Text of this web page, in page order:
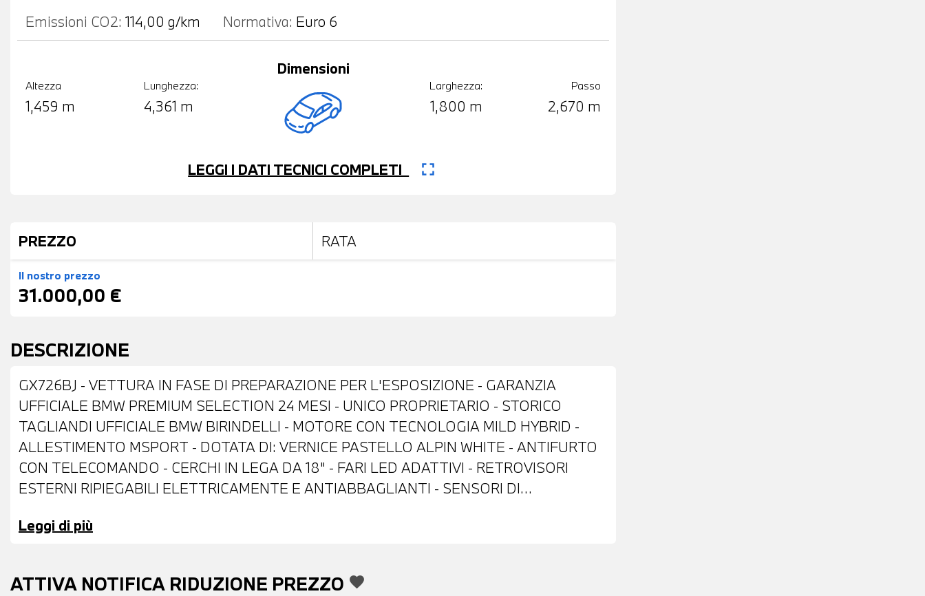
Emissioni CO2: 114,00 g/km Normativa: Euro 6
Altezza
1,459 m
Lunghezza:
4,361 m
Dimensioni
Larghezza:
1,800 m
Passo
2,670 m
LEGGI I DATI TECNICI COMPLETI fullscreen
PREZZO RATA
Il nostro prezzo
31.000,00 €
DESCRIZIONE
GX726BJ - VETTURA IN FASE DI PREPARAZIONE PER L'ESPOSIZIONE - GARANZIA
UFFICIALE BMW PREMIUM SELECTION 24 MESI - UNICO PROPRIETARIO - STORICO
TAGLIANDI UFFICIALE BMW BIRINDELLI - MOTORE CON TECNOLOGIA MILD HYBRID -
ALLESTIMENTO MSPORT - DOTATA DI: VERNICE PASTELLO ALPIN WHITE - ANTIFURTO
CON TELECOMANDO - CERCHI IN LEGA DA 18" - FARI LED ADATTIVI - RETROVISORI
ESTERNI RIPIEGABILI ELETTRICAMENTE E ANTIABBAGLIANTI - SENSORI DI
ACCESS SYSTEM - INTERNI IN PELLE VEGANZA MISTO ALCANTARA NERA - VOLANTE
AUTOMATICO CON LEVE AL VOLANTE - ACTIVE GUARD - DRIVING ASSISTANT -
NAVIGATORE - BLUETOOTH - USB - RADIO DIGITALE DAB - COMPATIBILITA' CON
Leggi di più
ATTIVA NOTIFICA RIDUZIONE PREZZO favorite